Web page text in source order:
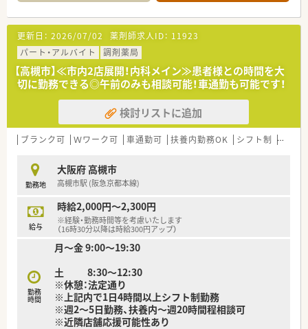
更新日： 2026/07/02 薬剤師求人ID： 11923
パート・アルバイト
調剤薬局
【高槻市】≪市内2店展開！内科メイン≫患者様との時間を大
切に勤務できる◎午前のみも相談可能！車通勤も可能です！
検討リストに追加
ブランク可 Ｗワーク可 車通勤可 扶養内勤務OK シフト制 大手
勤務地
大阪府 高槻市
高槻市駅 (阪急京都本線)
給与
時給2,000円～2,300円
※経験・勤務時間等を考慮いたします
（16時30分以降は時給300円アップ）
勤務
時間
月～金 9:00～19:30
土 8:30～12:30
※休憩：法定通り
※上記内で1日4時間以上シフト制勤務
※週2～5日勤務、扶養内～週20時間程相談可
※近隣店舗応援可能性あり